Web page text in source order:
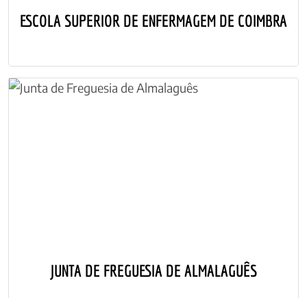
ESCOLA SUPERIOR DE ENFERMAGEM DE COIMBRA
JUNTA DE FREGUESIA DE ALMALAGUÊS